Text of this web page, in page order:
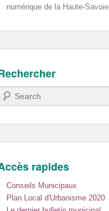
numérique de la Haute-Savoie
Recherche
rapides
Conseils Municipaux
Plan Local d'Urbanisme 2020